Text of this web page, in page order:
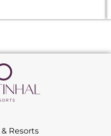
Resorts